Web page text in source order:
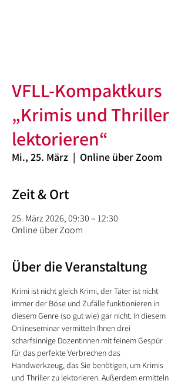
VFLL-Kompaktkurs
„Krimis und Thriller
lektorieren“
Mi., 25. März
  |
Online über Zoom
Zeit & Ort
25. März 2026, 09:30 – 12:30
Online über Zoom
Über die Veranstaltung
Krimi ist nicht gleich Krimi, der Täter ist nicht
immer der Böse und Zufälle funktionieren in
diesem Genre (so gut wie) gar nicht. In diesem
Onlineseminar vermitteln Ihnen drei
scharfsinnige Dozentinnen mit feinem Gespür
für das perfekte Verbrechen das
Handwerkzeug, das Sie benötigen, um Krimis
und Thriller zu lektorieren. Außerdem ermitteln